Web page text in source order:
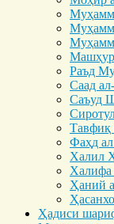
Машҳур
Раъд
Саад
Саъуд
Тавфиқ
Фаҳд
Халил
Халифа
Ҳаний
Ҳадиси